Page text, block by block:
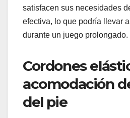
satisfacen sus necesidades
efectiva, lo que podría llevar
durante un juego prolongado.
Cordones
acomodación
del pie